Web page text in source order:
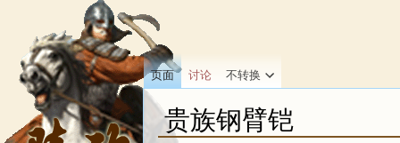
贵族钢臂铠
页面 讨论 不转换